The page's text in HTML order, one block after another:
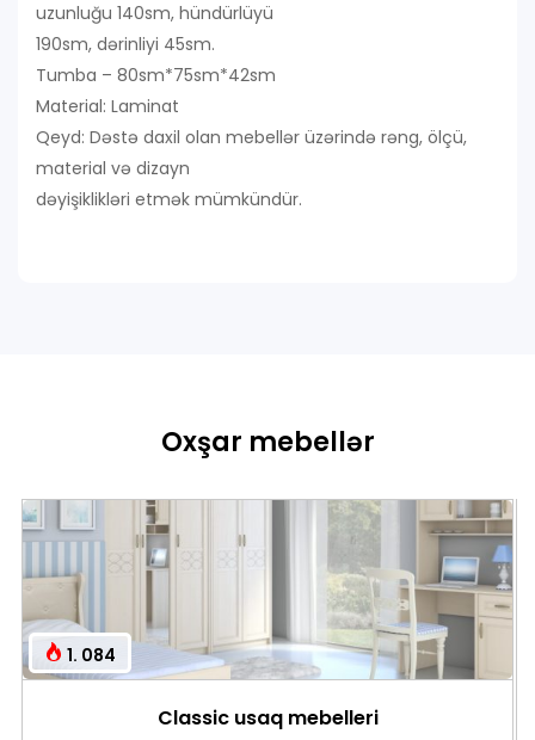
uzunluğu 140sm, hündürlüyü
190sm, dərinliyi 45sm.
Tumba – 80sm*75sm*42sm
Material: Laminat
Qeyd: Dəstə daxil olan mebellər üzərində rəng, ölçü,
material və dizayn
dəyişiklikləri etmək mümkündür.
Oxşar mebellər
1. 084
Classic usaq mebelleri